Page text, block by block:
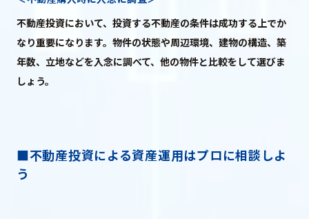
不動産投資において、投資する不動産の条件は成功する上でか
なり重要になります。物件の状態や周辺環境、建物の構造、築
年数、立地などを入念に調べて、他の物件と比較をして選びま
しょう。
■不動産投資による資産運用はプロに相談しよ
う